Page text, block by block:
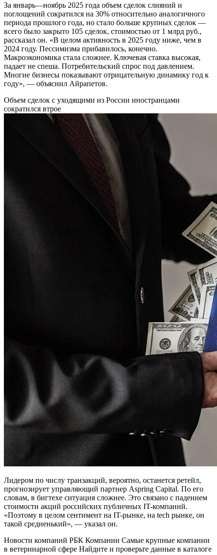
За январь—ноябрь 2025 года объем сделок слияний и
поглощений сократился на 30% относительно аналогичного
периода прошлого года, но стало больше крупных сделок —
всего было закрыто 105 сделок, стоимостью от 1 млрд руб.,
рассказал он. «В целом активность в 2025 году ниже, чем в
2024 году. Пессимизма прибавилось, конечно.
Макроэкономика стала сложнее. Ключевая ставка высокая,
падает не спеша. Потребительский спрос под давлением.
Многие бизнесы показывают отрицательную динамику год к
году», — объяснил Айрапетов.
Объем сделок с уходящими из России иностранцами
сократился втрое
Лидером по числу транзакций, вероятно, останется ретейл,
прогнозирует управляющий партнер Aspring Capital. По его
словам, в бигтехе ситуация сложнее. Это связано с падением
стоимости акций российских публичных IT-компаний.
«Поэтому в целом сентимент на IT-рынке, на tech рынке, он
такой средненький», — указал он.
Новости компаний РБК Компании Самые крупные компании
в ветеринарной сфере Найдите и проверьте данные в каталоге